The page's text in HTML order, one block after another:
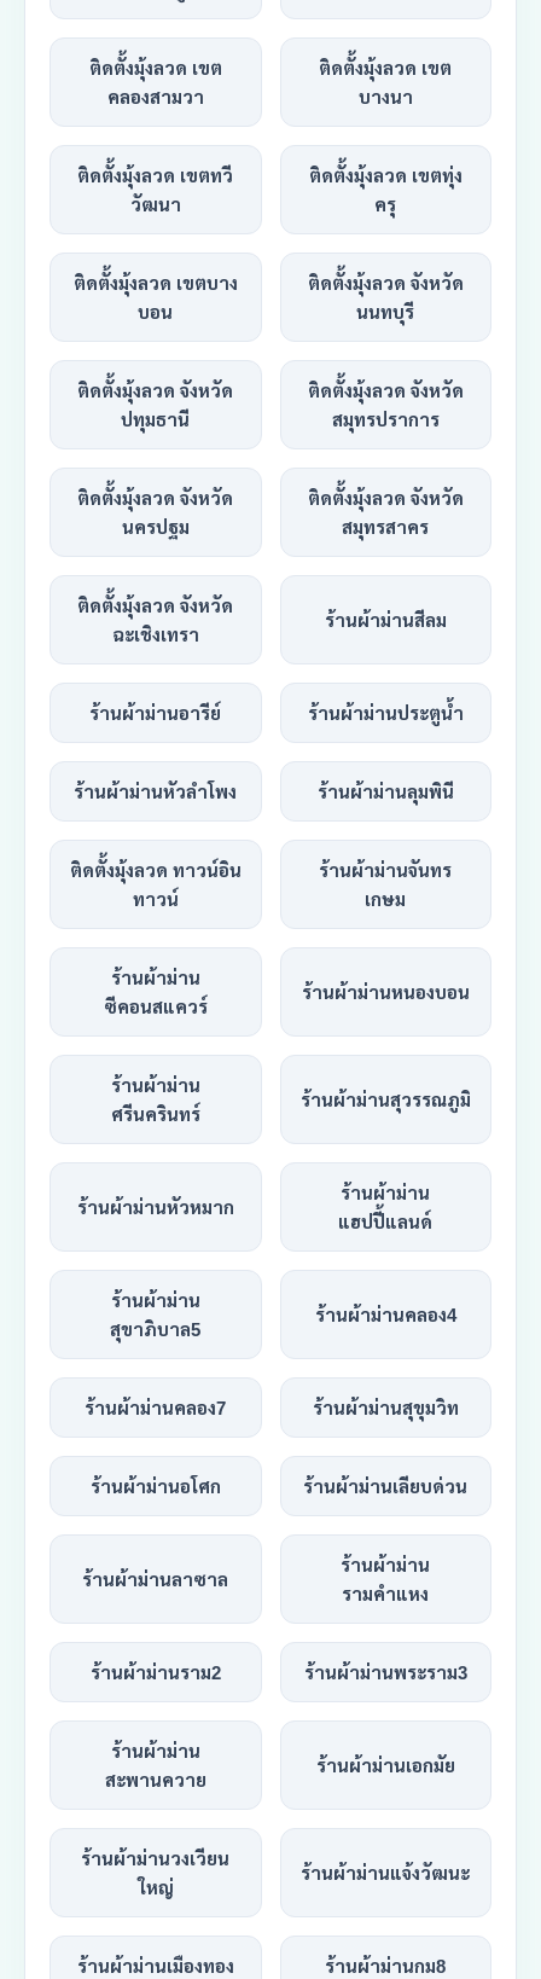
ติดตั้งมุ้งลวด เขต
คลองสามวา
ติดตั้งมุ้งลวด เขต
บางนา
ติดตั้งมุ้งลวด เขตทวี
วัฒนา
ติดตั้งมุ้งลวด เขตทุ่ง
ครุ
ติดตั้งมุ้งลวด เขตบาง
บอน
ติดตั้งมุ้งลวด จังหวัด
นนทบุรี
ติดตั้งมุ้งลวด จังหวัด
ปทุมธานี
ติดตั้งมุ้งลวด จังหวัด
สมุทรปราการ
ติดตั้งมุ้งลวด จังหวัด
นครปฐม
ติดตั้งมุ้งลวด จังหวัด
สมุทรสาคร
ติดตั้งมุ้งลวด จังหวัด
ฉะเชิงเทรา
ร้านผ้าม่านสีลม
ร้านผ้าม่านอารีย์ ร้านผ้าม่านประตูน้ำ
ร้านผ้าม่านหัวลำโพง ร้านผ้าม่านลุมพินี
ติดตั้งมุ้งลวด ทาวน์อิน
ทาวน์
ร้านผ้าม่านจันทร
เกษม
ร้านผ้าม่าน
ซีคอนสแควร์
ร้านผ้าม่านหนองบอน
ร้านผ้าม่าน
ศรีนครินทร์
ร้านผ้าม่านสุวรรณภูมิ
ร้านผ้าม่านหัวหมาก
ร้านผ้าม่าน
แฮปปี้แลนด์
ร้านผ้าม่าน
สุขาภิบาล5
ร้านผ้าม่านคลอง4
ร้านผ้าม่านคลอง7 ร้านผ้าม่านสุขุมวิท
ร้านผ้าม่านอโศก ร้านผ้าม่านเลียบด่วน
ร้านผ้าม่านลาซาล
ร้านผ้าม่าน
รามคำแหง
ร้านผ้าม่านราม2 ร้านผ้าม่านพระราม3
ร้านผ้าม่าน
สะพานควาย
ร้านผ้าม่านเอกมัย
ร้านผ้าม่านวงเวียน
ใหญ่
ร้านผ้าม่านแจ้งวัฒนะ
ร้านผ้าม่านเมืองทอง ร้านผ้าม่านกม8